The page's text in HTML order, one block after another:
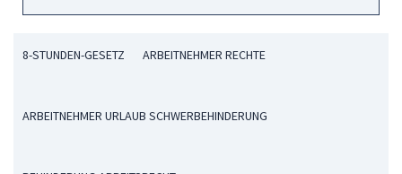
8-STUNDEN-GESETZ ARBEITNEHMER RECHTE
ARBEITNEHMER URLAUB SCHWERBEHINDERUNG